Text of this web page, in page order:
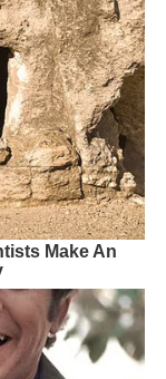
Make An